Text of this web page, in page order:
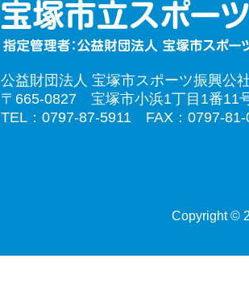
公益財団法人 宝塚市スポーツ振興公
〒665-0827 宝塚市小浜1丁目1番11
TEL：0797-87-5911 FAX：0797-81-
Copyright ©